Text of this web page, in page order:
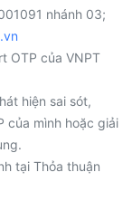
nhánh 03;
OTP của VNPT
hiện sai sót,
của mình hoặc giải
tại Thỏa thuận